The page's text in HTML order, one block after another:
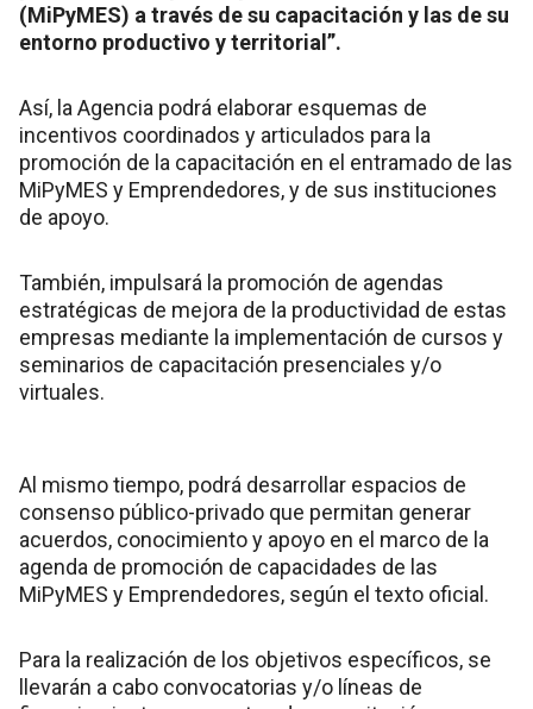
(MiPyMES) a través de su capacitación y las de su
entorno productivo y territorial”.
Así, la Agencia podrá elaborar esquemas de
incentivos coordinados y articulados para la
promoción de la capacitación en el entramado de las
MiPyMES y Emprendedores, y de sus instituciones
de apoyo.
También, impulsará la promoción de agendas
estratégicas de mejora de la productividad de estas
empresas mediante la implementación de cursos y
seminarios de capacitación presenciales y/o
virtuales.
Al mismo tiempo, podrá desarrollar espacios de
consenso público-privado que permitan generar
acuerdos, conocimiento y apoyo en el marco de la
agenda de promoción de capacidades de las
MiPyMES y Emprendedores, según el texto oficial.
Para la realización de los objetivos específicos, se
llevarán a cabo convocatorias y/o líneas de